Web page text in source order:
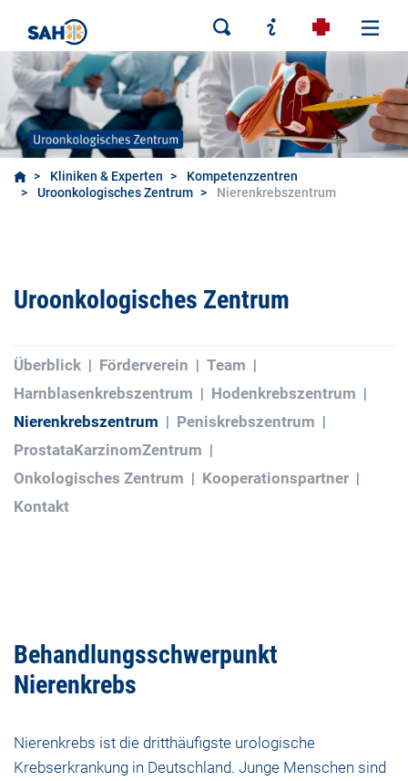
Kliniken & Experten
Kompetenzzentren
Uroonkologisches Zentrum
Nierenkrebszentrum
Uroonkologisches Zentrum
Überblick Förderverein
Team
Harnblasenkrebszentrum
Hodenkrebszentrum
Nierenkrebszentrum
Peniskrebszentrum
ProstataKarzinomZentrum
Onkologisches Zentrum
Kooperationspartner
Kontakt
Behandlungsschwerpunkt
Nierenkrebs
Nierenkrebs ist die dritthäufigste urologische
Krebserkrankung in Deutschland. Junge Menschen sind